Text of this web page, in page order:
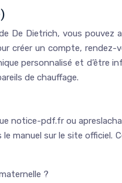
De Dietrich, vous pouvez
créer un compte,
personnalisé et
de chauffage.
notice-pdf.fr ou
manuel sur le site officiel.
?